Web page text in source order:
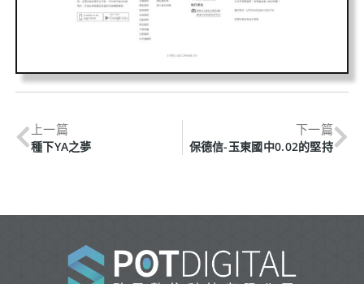
上一篇
種下YA之夢
下一篇
保德信-玉東國中0.02的堅持